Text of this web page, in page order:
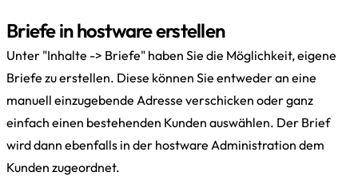
Briefe in hostware erstellen
Unter "Inhalte -> Briefe" haben Sie die Möglichkeit, eigene
Briefe zu erstellen. Diese können Sie entweder an eine
manuell einzugebende Adresse verschicken oder ganz
einfach einen bestehenden Kunden auswählen. Der Brief
wird dann ebenfalls in der hostware Administration dem
Kunden zugeordnet.